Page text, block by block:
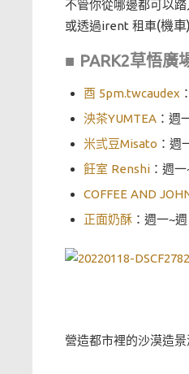
不管你從哪邊都可以
或透過irent 租車(機
■ PARK2草悟廣
酉 5pm.twcaudex
泱茶YUMTEA：週
米弎豆Misato ：週
飪室 Renshi：週一
COFFEE AND
正面奶酥：週一~
營造都市裡的沙漠造